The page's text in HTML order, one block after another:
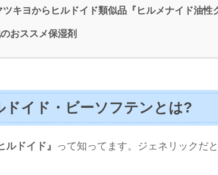
ツキヨからヒルドイド類似品『ヒルメナイド油性
おススメ保湿剤
ドイド・ビーソフテンとは?
ルドイド』 って知ってます。ジェネリックだと